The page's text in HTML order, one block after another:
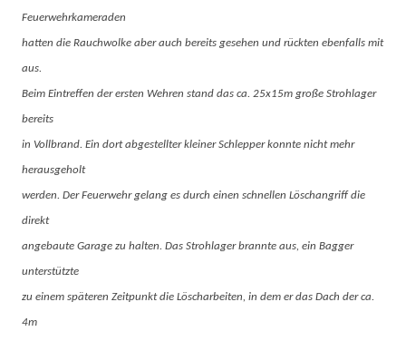
Feuerwehrkameraden
hatten die Rauchwolke aber auch bereits gesehen und rückten ebenfalls mit
aus.
Beim Eintreffen der ersten Wehren stand das ca. 25x15m große Strohlager
bereits
in Vollbrand. Ein dort abgestellter kleiner Schlepper konnte nicht mehr
herausgeholt
werden. Der Feuerwehr gelang es durch einen schnellen Löschangriff die
direkt
angebaute Garage zu halten. Das Strohlager brannte aus, ein Bagger
unterstützte
zu einem späteren Zeitpunkt die Löscharbeiten, in dem er das Dach der ca.
4m